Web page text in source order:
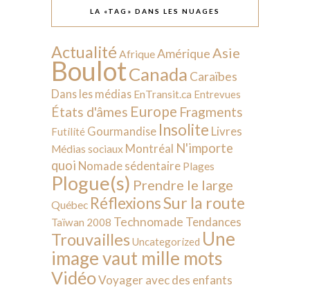
LA «TAG» DANS LES NUAGES
Actualité AfriqueAmérique Asie
BoulotCanada Caraïbes
Dans les médias EnTransit.ca Entrevues
États d'âmes Europe Fragments
Futilité Gourmandise Insolite Livres
Médias sociaux Montréal N'importe
quoi Nomade sédentaire Plages
Plogue(s) Prendre le large
Québec RéflexionsSur la route
Taïwan 2008 Technomade Tendances
Trouvailles Uncategorized Une
image vaut mille mots
VidéoVoyager avec des enfants